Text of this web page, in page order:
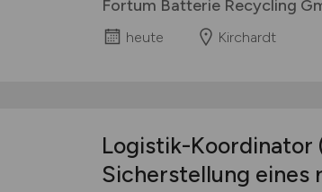
Fortum Batterie Recycling
heute Kirchardt
Logistik-Koordinator
Sicherstellung eines